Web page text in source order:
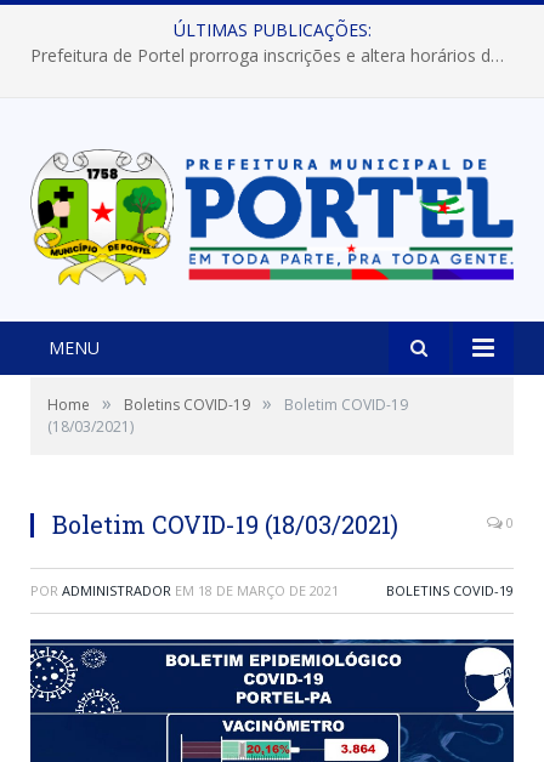
ÚLTIMAS PUBLICAÇÕES:
Prefeitura de Portel prorroga inscrições e altera horários dos concursos “Musa” e “Miss Mix Verão 2026”
MENU
Home » Boletins COVID-19 »
Boletim COVID-19
(18/03/2021)
Boletim COVID-19 (18/03/2021) 0
POR ADMINISTRADOR EM 18 DE MARÇO DE 2021 BOLETINS COVID-19